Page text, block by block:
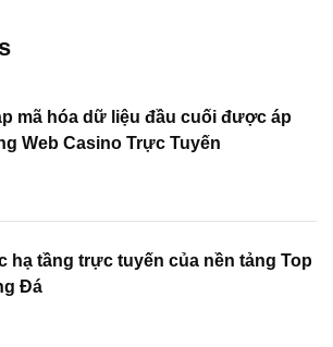
mã hóa dữ liệu đầu cuối được áp
Web Casino Trực Tuyến
hạ tầng trực tuyến của nền tảng Top
Đá